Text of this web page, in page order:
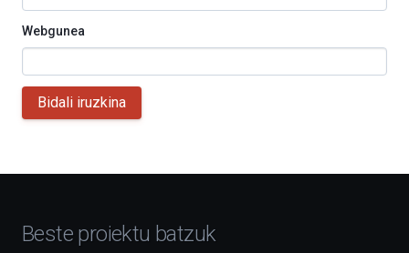
Webgunea
Bidali iruzkina
Beste proiektu batzuk